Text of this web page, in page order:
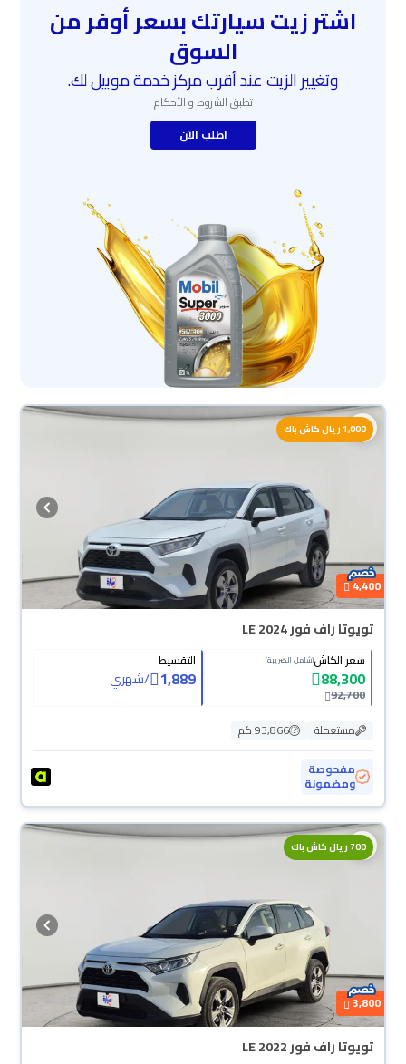
اشتر زيت سيارتك بسعر أوفر من
السوق
وتغيير الزيت عند أقرب مركز خدمة موبيل لك.
تطبق الشروط و الأحكام
اطلب الآن
1,000 ريال كاش باك
4,400
تويوتا راف فور LE 2024
سعر الكاش(شامل الضريبة)
88,300
92,700
التقسيط
1,889
/شهري
مستعملة
93,866 كم
مفحوصة
ومضمونة
700 ريال كاش باك
3,800
تويوتا راف فور LE 2022